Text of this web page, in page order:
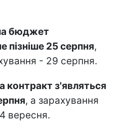
бюджет
пізніше 25 серпня,
- 29 серпня.
контракт з'являться
, а зарахування
вересня.